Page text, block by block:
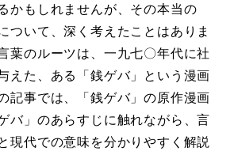
かもしれませんが、その本当の
ついて、深く考えたことはありま
葉のルーツは、一九七〇年代に社
えた、ある「銭ゲバ」という漫画
記事では、「銭ゲバ」の原作漫画
バ」のあらすじに触れながら、言
現代での意味を分かりやすく解説